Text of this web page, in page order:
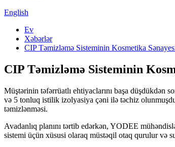
English
Ev
Xəbərlər
CIP Təmizləmə Sisteminin Kosmetika
CIP Təmizləmə Sisteminin
Müştərinin təfərrüatlı ehtiyaclarını başa
və 5 tonluq istilik izolyasiya çəni ilə təchiz
təmizlənməsi.
Avadanlıq planını tərtib edərkən, YODEE
sistemi üçün xüsusi olaraq müstəqil otaq qurulur və